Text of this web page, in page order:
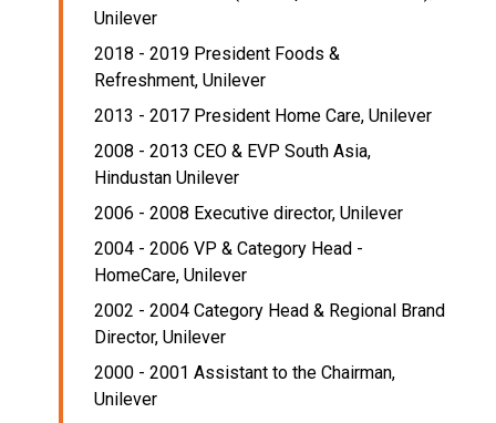
Unilever
2018 - 2019 President Foods &
Refreshment, Unilever
2013 - 2017 President Home Care, Unilever
2008 - 2013 CEO & EVP South Asia,
Hindustan Unilever
2006 - 2008 Executive director, Unilever
2004 - 2006 VP & Category Head -
HomeCare, Unilever
2002 - 2004 Category Head & Regional Brand
Director, Unilever
2000 - 2001 Assistant to the Chairman,
Unilever